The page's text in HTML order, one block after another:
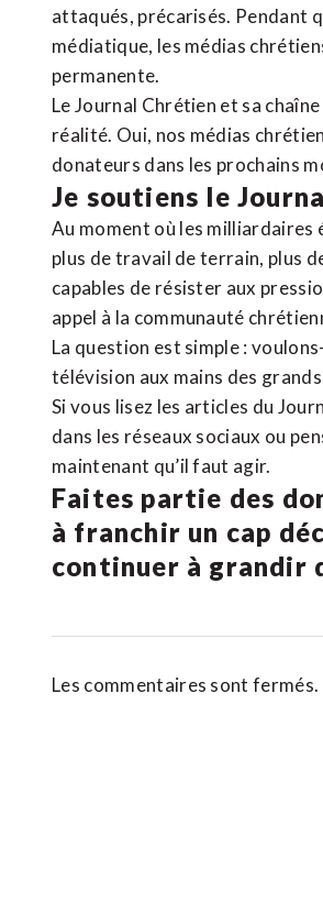
attaqués, précarisés. Pendant
médiatique, les médias
permanente.
Le Journal Chrétien et sa
réalité. Oui, nos médias
donateurs dans les prochains
Je soutiens le
Au moment où les milliardaires
plus de travail de terrain, plus
capables de résister aux
appel à la communauté
La question est simple :
télévision aux mains des
Si vous lisez les articles du
dans les réseaux sociaux ou
maintenant qu’il faut agir.
Faites partie des
à franchir un cap
continuer à grandir
Les commentaires sont fermés.